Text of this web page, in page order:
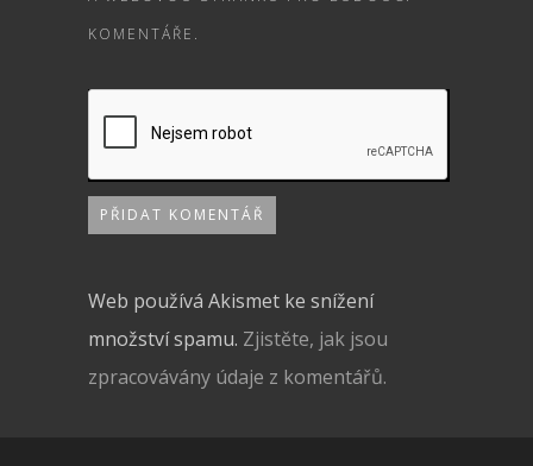
KOMENTÁŘE.
Web používá Akismet ke snížení
množství spamu. Zjistěte, jak jsou
zpracovávány údaje z komentářů.